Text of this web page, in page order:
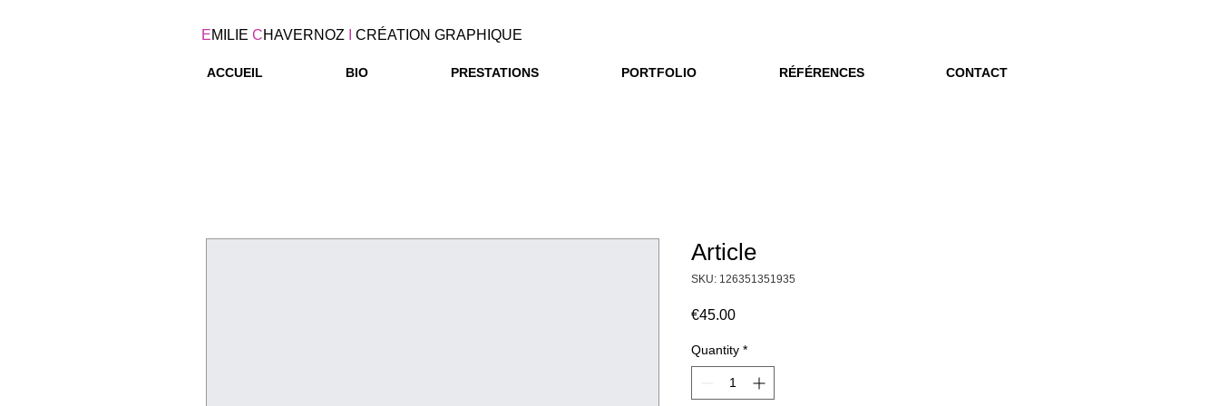
EMILIE CHAVERNOZ CRÉATION GRAPHIQUE
ACCUEIL BIO PRESTATIONS PORTFOLIO RÉFÉRENCES CONTACT
Article
SKU: 126351351935
€45.00Price
Quantity *